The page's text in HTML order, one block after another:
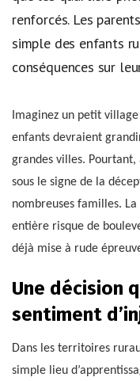
renforcés. Les
simple des enfants
conséquences sur
Imaginez un petit
enfants devraient
grandes villes. Pourtant,
sous le signe de la
nombreuses familles. La
entière risque de
déjà mise à rude
Une décision
sentiment
Dans les territoires
simple lieu